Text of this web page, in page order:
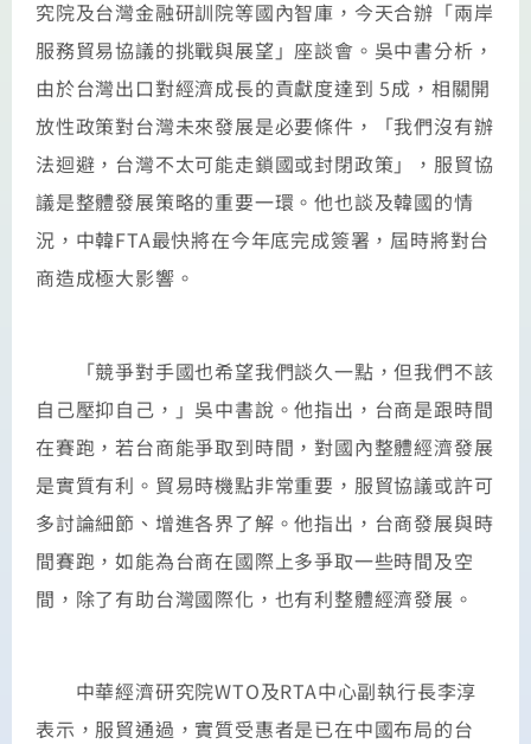
究院及台灣金融研訓院等國內智庫，今天合辦「兩岸
服務貿易協議的挑戰與展望」座談會。吳中書分析，
由於台灣出口對經濟成長的貢獻度達到 5成，相關開
放性政策對台灣未來發展是必要條件，「我們沒有辦
法迴避，台灣不太可能走鎖國或封閉政策」，服貿協
議是整體發展策略的重要一環。他也談及韓國的情
況，中韓FTA最快將在今年底完成簽署，屆時將對台
商造成極大影響。
「競爭對手國也希望我們談久一點，但我們不該
自己壓抑自己，」吳中書說。他指出，台商是跟時間
在賽跑，若台商能爭取到時間，對國內整體經濟發展
是實質有利。貿易時機點非常重要，服貿協議或許可
多討論細節、增進各界了解。他指出，台商發展與時
間賽跑，如能為台商在國際上多爭取一些時間及空
間，除了有助台灣國際化，也有利整體經濟發展。
中華經濟研究院WTO及RTA中心副執行長李淳
表示，服貿通過，實質受惠者是已在中國布局的台